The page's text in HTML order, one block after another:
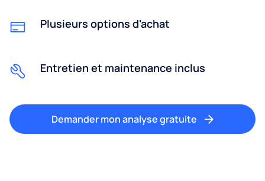
Plusieurs options d'achat
Entretien et maintenance inclus
Demander mon analyse gratuite